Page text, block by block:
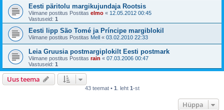
Eesti päritolu margikujundaja Rootsis
Viimane postitus Postitas elmo « 12.05.2012 00:45
Vastuseid: 1
Eesti lipp São Tomé ja Príncipe margiblokil
Viimane postitus Postitas Mell « 03.02.2010 22:33
Leia Gruusia postmargiplokilt Eesti postmark
Viimane postitus Postitas rain « 07.03.2006 00:47
Vastuseid: 1
Uus teema
43 teemat • 1 . leht 1-st
Hüppa